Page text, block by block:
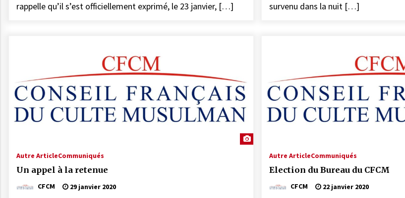
rappelle qu’il s’est officiellement exprimé, le 23 janvier, […]
survenu dans la nuit […]
Autre ArticleCommuniqués
Un appel à la retenue
CFCM 29 janvier 2020
Autre ArticleCommuniqués
Election du Bureau du CFCM
CFCM 22 janvier 2020